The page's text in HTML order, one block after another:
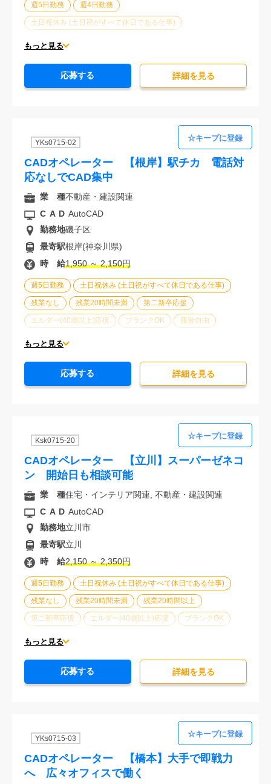
週5日勤務 週4日勤務
土日祝休み (土日祝がすべて休日である仕事)
平日休みあり (週に一度以上平日に休日がある仕事)
エルダー(40歳以上)応援 服装自由
制服あり 駅から徒歩5分以内 オフィスが禁煙
もっと見る
応募する 詳細を⾒る
YKs0715-02
CADオペレーター 【根岸】駅チカ 電話対
応なしでCAD集中
週5日勤務 土日祝休み (土日祝がすべて休日である仕事)
残業なし 残業20時間未満 第二新卒応援
エルダー(40歳以上)応援 ブランクOK 服装自由
駅から徒歩5分以内
もっと見る
業 種不動産・建設関連
CAD AutoCAD
勤務地磯子区
最寄駅根岸(神奈川県)
時 給1,950 ～ 2,150円
応募する 詳細を⾒る
Ksk0715-20
CADオペレーター 【立川】スーパーゼネコ
ン 開始日も相談可能
週5日勤務 土日祝休み (土日祝がすべて休日である仕事)
残業なし 残業20時間未満 残業20時間以上
第二新卒応援 エルダー(40歳以上)応援 ブランクOK
制服あり
もっと見る
業 種住宅・インテリア関連, 不動産・建設関連
CAD AutoCAD
勤務地立川市
最寄駅立川
時 給2,150 ～ 2,350円
応募する 詳細を⾒る
YKs0715-03
CADオペレーター 【橋本】大手で即戦力
へ 広々オフィスで働く